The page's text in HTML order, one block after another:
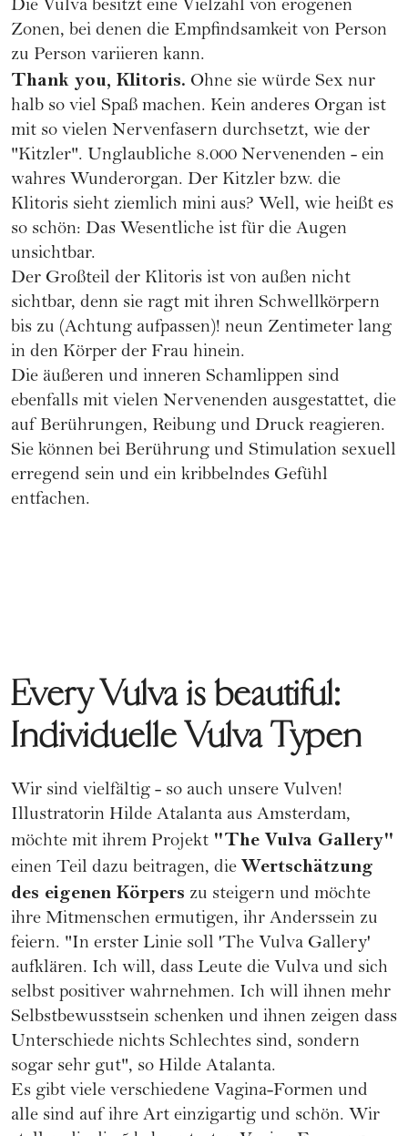
Die Vulva besitzt eine Vielzahl von erogenen
Zonen, bei denen die Empfindsamkeit von Person
zu Person variieren kann.
Thank you, Klitoris. Ohne sie würde Sex nur
halb so viel Spaß machen. Kein anderes Organ ist
mit so vielen Nervenfasern durchsetzt, wie der
"Kitzler". Unglaubliche 8.000 Nervenenden - ein
wahres Wunderorgan. Der Kitzler bzw. die
Klitoris sieht ziemlich mini aus? Well, wie heißt es
so schön: Das Wesentliche ist für die Augen
unsichtbar.
Der Großteil der Klitoris ist von außen nicht
sichtbar, denn sie ragt mit ihren Schwellkörpern
bis zu (Achtung aufpassen)! neun Zentimeter lang
in den Körper der Frau hinein.
Die äußeren und inneren Schamlippen sind
ebenfalls mit vielen Nervenenden ausgestattet, die
auf Berührungen, Reibung und Druck reagieren.
Sie können bei Berührung und Stimulation sexuell
erregend sein und ein kribbelndes Gefühl
entfachen.
Every Vulva is beautiful:
Individuelle Vulva Typen
Wir sind vielfältig - so auch unsere Vulven!
Illustratorin Hilde Atalanta aus Amsterdam,
möchte mit ihrem Projekt "The Vulva Gallery"
einen Teil dazu beitragen, die Wertschätzung
des eigenen Körpers zu steigern und möchte
ihre Mitmenschen ermutigen, ihr Anderssein zu
feiern. "In erster Linie soll 'The Vulva Gallery'
aufklären. Ich will, dass Leute die Vulva und sich
selbst positiver wahrnehmen. Ich will ihnen mehr
Selbstbewusstsein schenken und ihnen zeigen dass
Unterschiede nichts Schlechtes sind, sondern
sogar sehr gut", so Hilde Atalanta.
Es gibt viele verschiedene Vagina-Formen und
alle sind auf ihre Art einzigartig und schön. Wir